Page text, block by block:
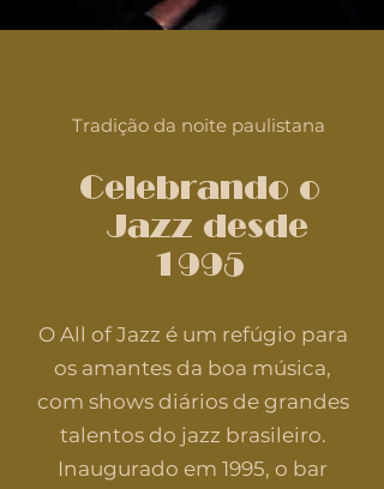
Tradição da noite paulistana
Celebrando o
Jazz desde
1995
O All of Jazz é um refúgio para
os amantes da boa música,
com shows diários de grandes
talentos do jazz brasileiro.
Inaugurado em 1995, o bar